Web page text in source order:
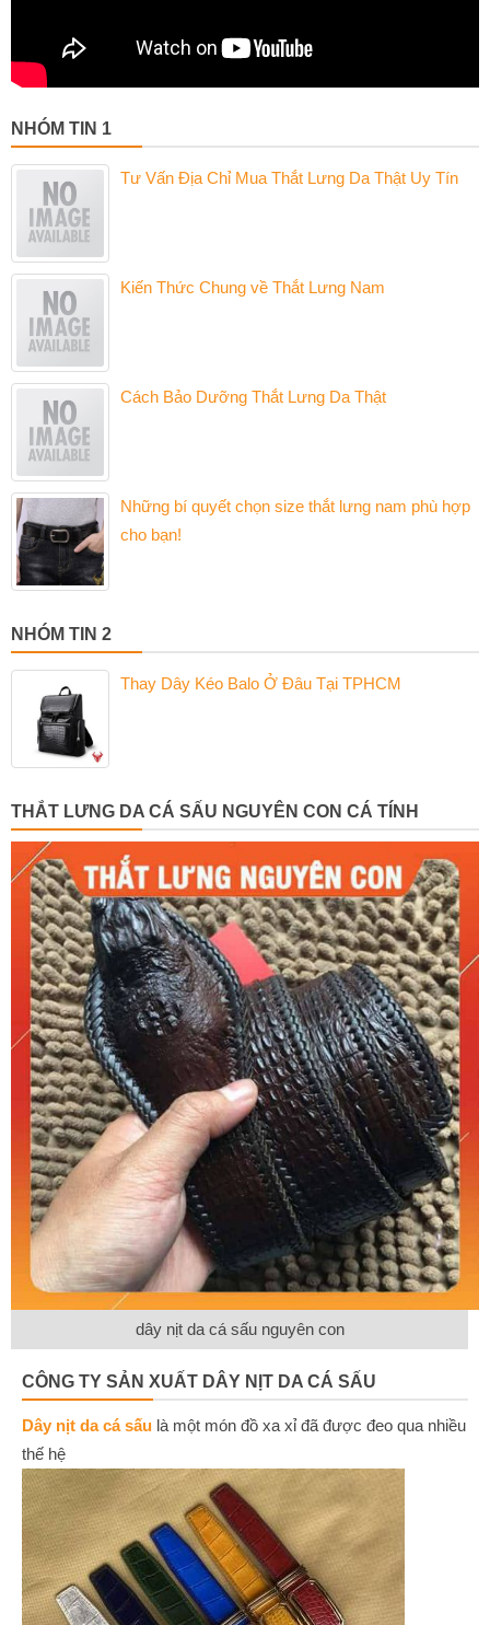
NHÓM TIN 1
Tư Vấn Địa Chỉ Mua Thắt Lưng Da Thật Uy Tín
Kiến Thức Chung về Thắt Lưng Nam
Cách Bảo Dưỡng Thắt Lưng Da Thật
Những bí quyết chọn size thắt lưng nam phù hợp
cho bạn!
NHÓM TIN 2
Thay Dây Kéo Balo Ở Đâu Tại TPHCM
THẮT LƯNG DA CÁ SẤU NGUYÊN CON CÁ TÍNH
dây nịt da cá sấu nguyên con
CÔNG TY SẢN XUẤT DÂY NỊT DA CÁ SẤU
Dây nịt da cá sấu là một món đồ xa xỉ đã được đeo qua nhiều
thế hệ